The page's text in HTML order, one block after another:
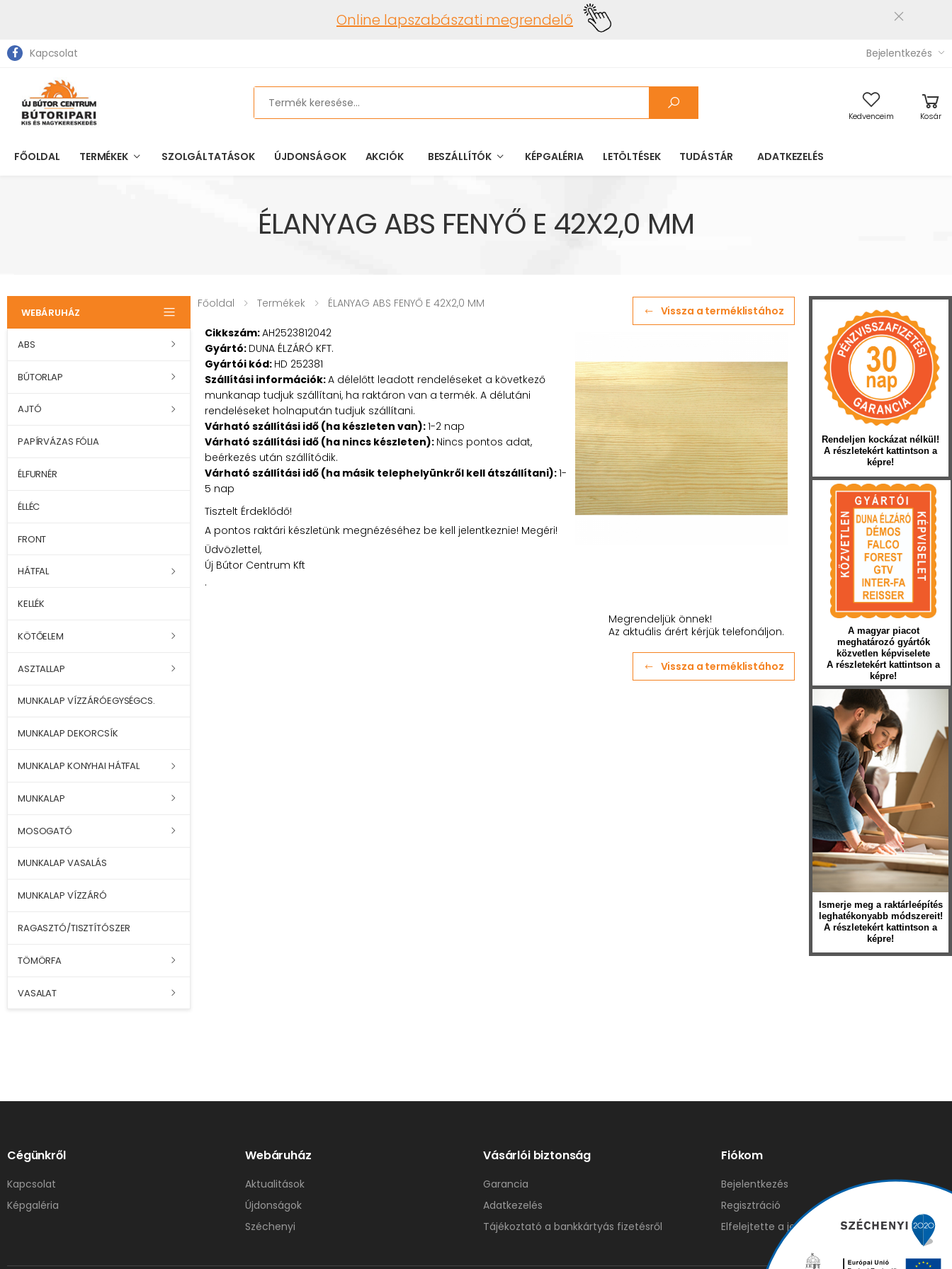
Online lapszabászati megrendelő
Kapcsolat Bejelentkezés
Search
Kedvenceim Kosár
FŐOLDAL TERMÉKEK SZOLGÁLTATÁSOK ÚJDONSÁGOK AKCIÓK BESZÁLLÍTÓK KÉPGALÉRIA LETÖLTÉSEK TUDÁSTÁR ADATKEZELÉS
ÉLANYAG ABS FENYŐ E 42X2,0 MM
WEBÁRUHÁZ
ABS
BÚTORLAP
AJTÓ
PAPÍRVÁZAS FÓLIA
ÉLFURNÉR
ÉLLÉC
FRONT
HÁTFAL
KELLÉK
KÖTŐELEM
ASZTALLAP
MUNKALAP VÍZZÁRÓEGYSÉGCS.
MUNKALAP DEKORCSÍK
MUNKALAP KONYHAI HÁTFAL
MUNKALAP
MOSOGATÓ
MUNKALAP VASALÁS
MUNKALAP VÍZZÁRÓ
RAGASZTÓ/TISZTÍTÓSZER
TÖMÖRFA
VASALAT
Főoldal Termékek ÉLANYAG ABS FENYŐ E 42X2,0 MM
Vissza a terméklistához
Cikkszám:AH2523812042
Gyártó: DUNA ÉLZÁRÓ KFT.
Gyártói kód: HD 252381
Szállítási információk:A délelőtt leadott rendeléseket a következő
munkanap tudjuk szállítani, ha raktáron van a termék. A délutáni
rendeléseket holnapután tudjuk szállítani.
Várható szállítási idő (ha készleten van):1-2 nap
Várható szállítási idő (ha nincs készleten): Nincs pontos adat,
beérkezés után szállítódik.
Várható szállítási idő (ha másik telephelyünkről kell átszállítani):1-
5 nap
Tisztelt Érdeklődő!
A pontos raktári készletünk megnézéséhez be kell jelentkeznie! Megéri!
Üdvözlettel,
Új Bútor Centrum Kft
.
Megrendeljük önnek!
Az aktuális árért kérjük telefonáljon.
Vissza a terméklistához
Rendeljen kockázat nélkül!
A részletekért kattintson a
képre!
A magyar piacot
meghatározó gyártók
közvetlen képviselete
A részletekért kattintson a
képre!
Ismerje meg a raktárleépítés
leghatékonyabb módszereit!
A részletekért kattintson a
képre!
Cégünkről
Kapcsolat
Képgaléria
Webáruház
Aktualitások
Újdonságok
Széchenyi
Vásárlói biztonság
Garancia
Adatkezelés
Tájékoztató a bankkártyás fizetésről
Fiókom
Bejelentkezés
Regisztráció
Elfelejtette a jelszavát?